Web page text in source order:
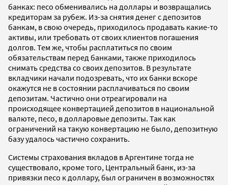
банках: песо обменивались на доллары и возвращались
кредиторам за рубеж. Из-за снятия денег с депозитов
банкам, в свою очередь, приходилось продавать какие-то
активы, или требовать от своих клиентов погашения
долгов. Тем же, чтобы расплатиться по своим
обязательствам перед банками, также приходилось
снимать средства со своих депозитов. В результате
вкладчики начали подозревать, что их банки вскоре
окажутся не в состоянии расплачиваться по своим
депозитам. Частично они отреагировали на
происходящее конвертацией депозитов в национальной
валюте, песо, в долларовые депозиты. Так как
ограничений на такую конвертацию не было, депозитную
базу удалось частично сохранить.
Системы страхования вкладов в Аргентине тогда не
существовало, кроме того, Центральный банк, из-за
привязки песо к доллару, был ограничен в возможностях